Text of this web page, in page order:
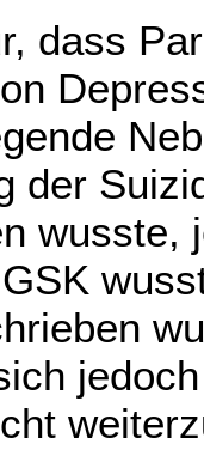
dass
der
wusste,